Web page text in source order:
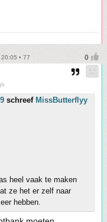
• 77
schreef MissButterflyy
heel vaak te maken
ze het er zelf naar
hebben.